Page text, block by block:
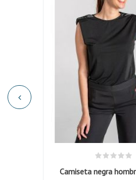
Camiseta negra